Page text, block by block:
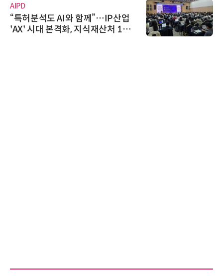
AIPD
“특허분석도 AI와 함께”…IP산업
'AX' 시대 본격화, 지식재산처 1호